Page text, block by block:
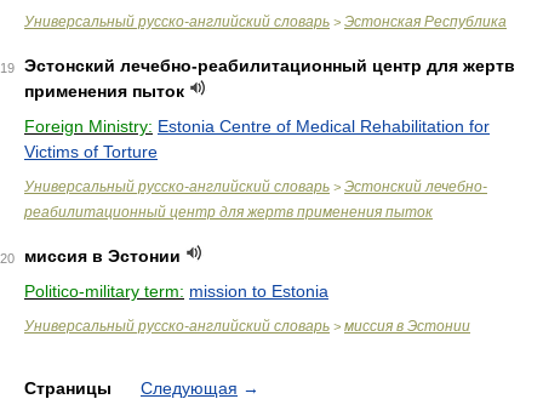
Универсальный русско-английский словарь > Эстонская Республика
19
Эстонский лечебно-реабилитационный центр для жертв
применения пыток
Foreign Ministry: Estonia Centre of Medical Rehabilitation for
Victims of Torture
Универсальный русско-английский словарь > Эстонский лечебно-
реабилитационный центр для жертв применения пыток
20
миссия в Эстонии
Politico-military term: mission to Estonia
Универсальный русско-английский словарь > миссия в Эстонии
Страницы Следующая →